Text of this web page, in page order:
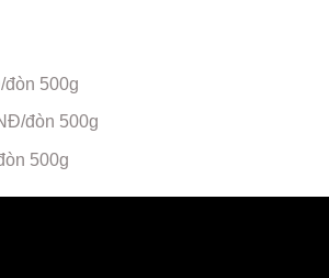
đòn 500g
đòn 500g
500g